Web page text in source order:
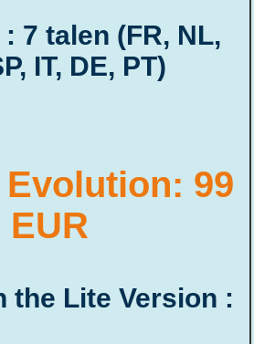
7 talen (FR, NL,
IT, DE, PT)
99
EUR
the Lite Version :